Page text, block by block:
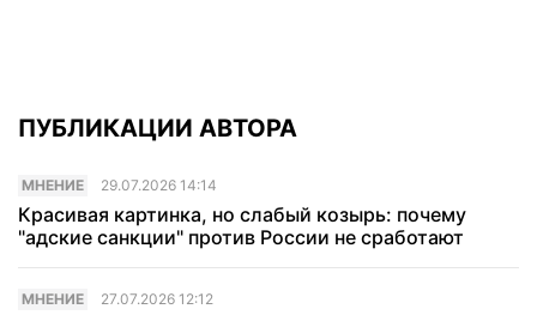
ПУБЛИКАЦИИ АВТОРА
МНЕНИЕ 29.07.2026 14:14
Красивая картинка, но слабый козырь: почему
"адские санкции" против России не сработают
МНЕНИЕ 27.07.2026 12:12